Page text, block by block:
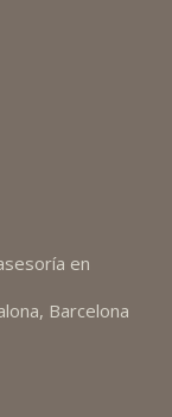
en
Barcelona